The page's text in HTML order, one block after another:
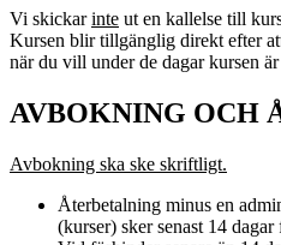
Vi skickarinte ut en kallelse till
Kursen blir tillgänglig direkt efter
när du vill under de dagar kursen
AVBOKNING OCH
Avbokning ska ske skriftligt.
Återbetalning minus en
(kurser) sker senast 14 dagar